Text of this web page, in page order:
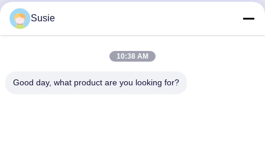
Contacto rápido
1ra Carretera Zhongyi, Distrito de Yuhua, Changsha, Hunan,
Susie
10:38 AM
Good day, what product are you looking for?